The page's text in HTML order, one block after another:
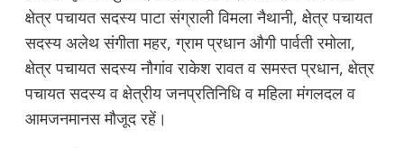
क्षेत्र पचायत सदस्य पाटा संग्राली विमला नैथानी, क्षेत्र पचायत
सदस्य अलेथ संगीता महर, ग्राम प्रधान औगी पार्वती रमोला,
क्षेत्र पचायत सदस्य नौगांव राकेश रावत व समस्त प्रधान, क्षेत्र
पचायत सदस्य व क्षेत्रीय जनप्रतिनिधि व महिला मंगलदल व
आमजनमानस मौजूद रहें।